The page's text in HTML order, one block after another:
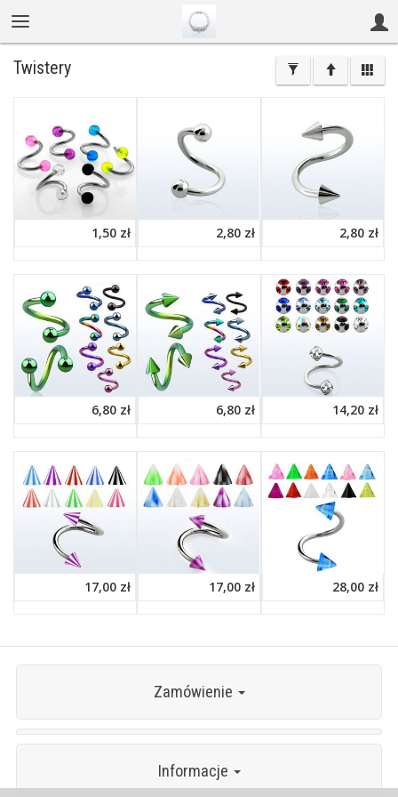
Twistery
1,50 zł 2,80 zł 2,80 zł
6,80 zł 6,80 zł 14,20 zł
17,00 zł 17,00 zł 28,00 zł
Zamówienie
Informacje